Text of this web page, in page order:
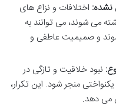
نشده: اختلافات و نزاع های
می شوند، می توانند به
و صمیمیت عاطفی و
نبود خلاقیت و تازگی در
منجر شود. این تکرار،
می دهد.